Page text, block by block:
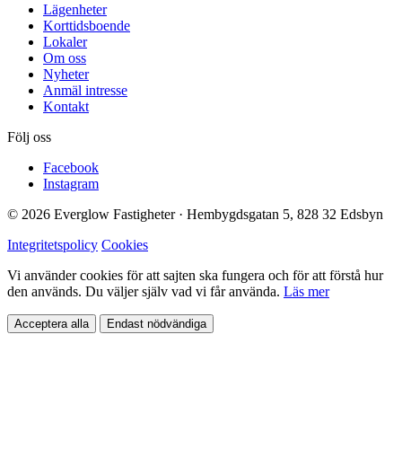
Lägenheter
Korttidsboende
Lokaler
Om oss
Nyheter
Anmäl intresse
Kontakt
Följ oss
Facebook
Instagram
© 2026 Everglow Fastigheter · Hembygdsgatan 5, 828 32 Edsbyn
Integritetspolicy Cookies
Vi använder cookies för att sajten ska fungera och för att förstå hur
den används. Du väljer själv vad vi får använda. Läs mer
Acceptera alla Endast nödvändiga